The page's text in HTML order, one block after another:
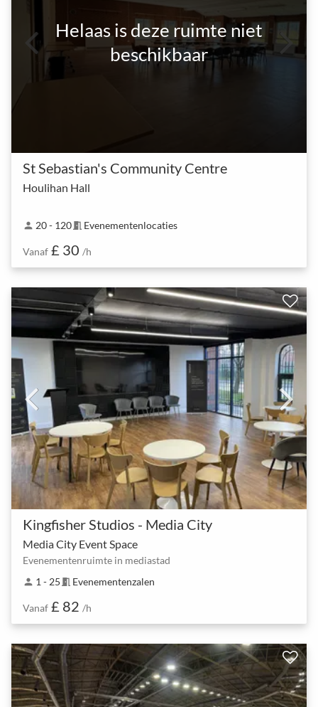
Helaas is deze ruimte niet
beschikbaar
St Sebastian's Community Centre
Houlihan Hall
person 20 - 120meeting_room Evenementenlocaties
Vanaf £ 30 /h
Kingfisher Studios - Media City
Media City Event Space
Evenementenruimte in mediastad
person 1 - 25 meeting_room Evenementenzalen
Vanaf £ 82 /h